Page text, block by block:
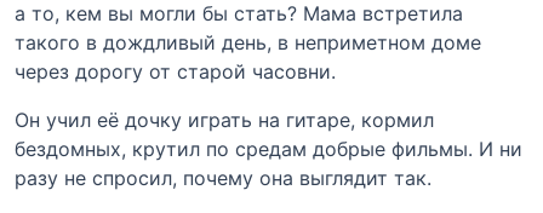
а то, кем вы могли бы стать? Мама встретила
такого в дождливый день, в неприметном доме
через дорогу от старой часовни.
Он учил её дочку играть на гитаре, кормил
бездомных, крутил по средам добрые фильмы. И ни
разу не спросил, почему она выглядит так.